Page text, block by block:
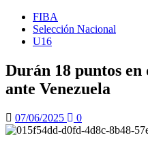
FIBA
Selección Nacional
U16
Durán 18 puntos
ante Venezuela
07/06/2025 0